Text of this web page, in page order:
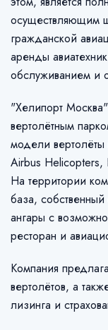
осуществляющим
гражданской
аренды
обслуживанием и
"Хелипорт
вертолётным
модели
Airbus Helicopters,
На территории
база,
ангары с
ресторан и
Компания
вертолётов, а
лизинга и